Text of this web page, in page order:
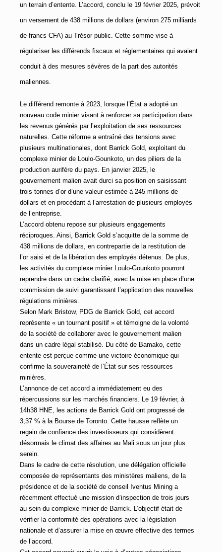
un terrain d’entente. L’accord, conclu le 19 février 2025, prévoit
un versement de 438 millions de dollars (environ 275 milliards
de francs CFA) au Trésor public. Cette somme vise à
régulariser les différends fiscaux et réglementaires qui avaient
conduit à des mesures sévères de la part des autorités
maliennes.
Le différend remonte à 2023, lorsque l’État a adopté un
nouveau code minier visant à renforcer sa participation dans
les revenus générés par l’exploitation de ses ressources
naturelles. Cette réforme a entraîné des tensions avec
plusieurs multinationales, dont Barrick Gold, exploitant du
complexe minier de Loulo-Gounkoto, un des piliers de la
production aurifère du pays. En janvier 2025, le
gouvernement malien avait durci sa position en saisissant
trois tonnes d’or d’une valeur estimée à 245 millions de
dollars et en procédant à l’arrestation de plusieurs employés
de l’entreprise.
L’accord obtenu repose sur plusieurs engagements
réciproques. Ainsi, Barrick Gold s’acquitte de la somme de
438 millions de dollars, en contrepartie de la restitution de
l’or saisi et de la libération des employés détenus. De plus,
les activités du complexe minier Loulo-Gounkoto pourront
reprendre dans un cadre clarifié, avec la mise en place d’une
commission de suivi garantissant l’application des nouvelles
régulations minières.
Selon Mark Bristow, PDG de Barrick Gold, cet accord
représente « un tournant positif » et témoigne de la volonté
de la société de collaborer avec le gouvernement malien
dans un cadre légal stabilisé. Du côté de Bamako, cette
entente est perçue comme une victoire économique qui
confirme la souveraineté de l’État sur ses ressources
minières.
L’annonce de cet accord a immédiatement eu des
répercussions sur les marchés financiers. Le 19 février, à
14h38 HNE, les actions de Barrick Gold ont progressé de
3,37 % à la Bourse de Toronto. Cette hausse reflète un
regain de confiance des investisseurs qui considèrent
désormais le climat des affaires au Mali sous un jour plus
serein.
Dans le cadre de cette résolution, une délégation officielle
composée de représentants des ministères maliens, de la
présidence et de la société de conseil Iventus Mining a
récemment effectué une mission d’inspection de trois jours
au sein du complexe minier de Barrick. L’objectif était de
vérifier la conformité des opérations avec la législation
nationale et d’assurer la mise en œuvre effective des termes
de l’accord.